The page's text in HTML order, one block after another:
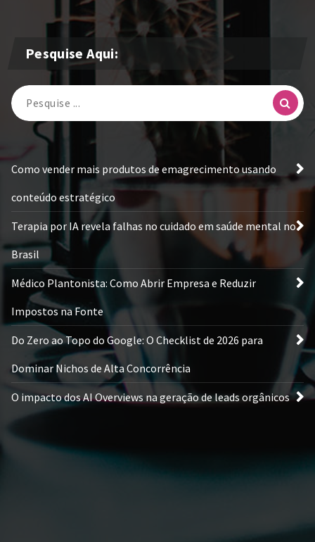
Pesquise Aqui:
Pesquisa
por:
Como vender mais produtos de emagrecimento usando
conteúdo estratégico
Terapia por IA revela falhas no cuidado em saúde mental no
Brasil
Médico Plantonista: Como Abrir Empresa e Reduzir
Impostos na Fonte
Do Zero ao Topo do Google: O Checklist de 2026 para
Dominar Nichos de Alta Concorrência
O impacto dos AI Overviews na geração de leads orgânicos